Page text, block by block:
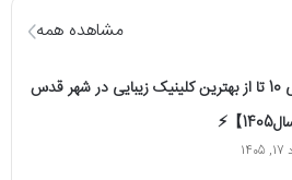
مشاهده همه
معرفی 10 تا از بهترین کلینیک زیبایی در شهر قدس
】⚡️